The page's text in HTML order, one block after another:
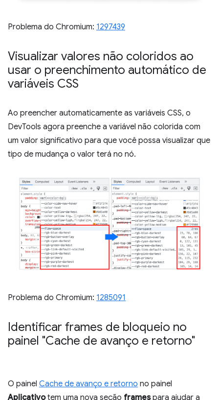
Problema do Chromium: 1297439
Visualizar valores não coloridos ao
usar o preenchimento automático de
variáveis CSS
Ao preencher automaticamente as variáveis CSS, o
DevTools agora preenche a variável não colorida com
um valor significativo para que você possa visualizar que
tipo de mudança o valor terá no nó.
Problema do Chromium: 1285091
Identificar frames de bloqueio no
painel "Cache de avanço e retorno"
O painel Cache de avanço e retorno no painel
Aplicativotem uma nova seção framespara ajudar a